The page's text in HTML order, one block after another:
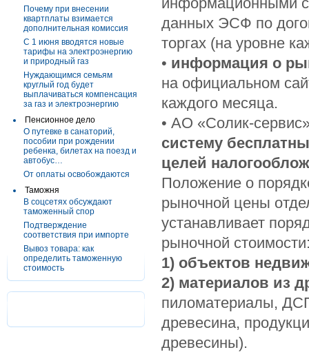
Почему при внесении
квартплаты взимается
дополнительная комиссия
С 1 июня вводятся новые
тарифы на электроэнергию
и природный газ
Нуждающимся семьям
круглый год будет
выплачиваться компенсация
за газ и электроэнергию
Пенсионное дело
О путевке в санаторий,
пособии при рождении
ребенка, билетах на поезд и
автобус…
От оплаты освобождаются
Таможня
В соцсетях обсуждают
таможенный спор
Подтверждение
соответствия при импорте
Вывоз товара: как
определить таможенную
стоимость
данных ЭСФ по
торгах (на уровне
• информация о
на официальном
каждого месяца.
• АО «Солик-
систему
целей
Положение о
рыночной цены
устанавливает
рыночной
1) объектов
2) материалов из
пиломатериалы,
древесина,
древесины).